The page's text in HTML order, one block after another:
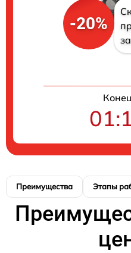
-20%
Преимущества Этапы